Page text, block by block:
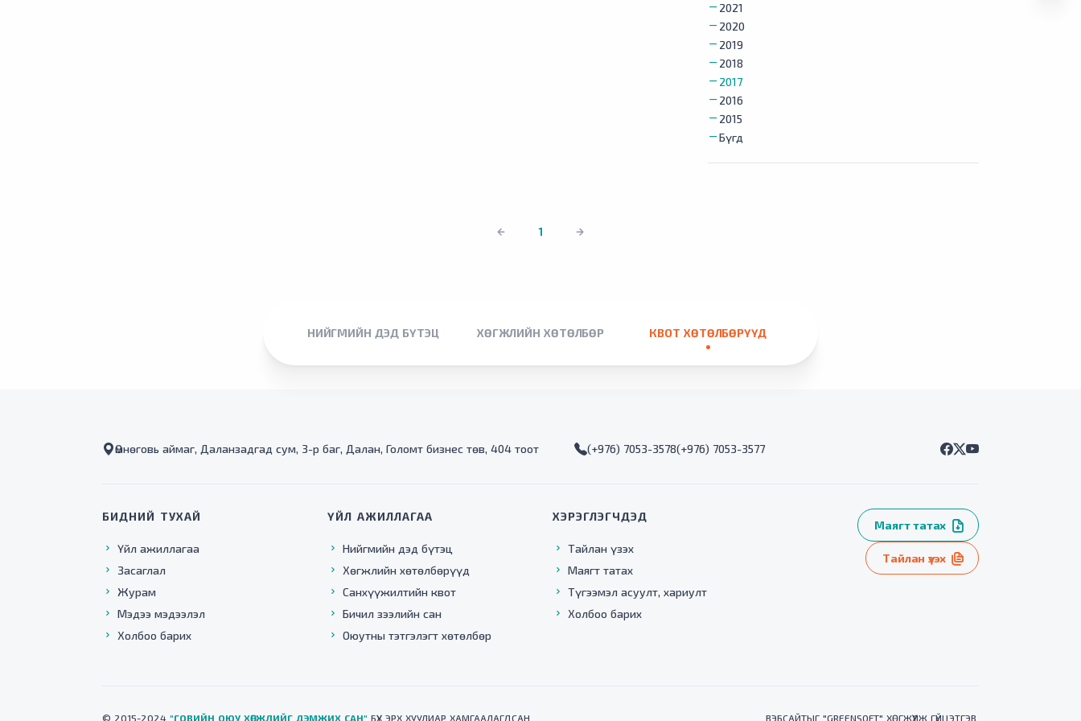
2021
2020
2019
2018
2017
2016
2015
Бүгд
1
НИЙГМИЙН ДЭД БҮТЭЦ ХӨГЖЛИЙН ХӨТӨЛБӨР КВОТ ХӨТӨЛБӨРҮҮД
Өмнөговь аймаг, Даланзадгад сум, 3-р баг, Далан, Голомт бизнес төв, 404 тоот (+976) 7053-3578(+976) 7053-3577
БИДНИЙ ТУХАЙ
Үйл ажиллагаа
Засаглал
Журам
Мэдээ мэдээлэл
Холбоо барих
ҮЙЛ АЖИЛЛАГАА
Нийгмийн дэд бүтэц
Хөгжлийн хөтөлбөрүүд
Санхүүжилтийн квот
Бичил зээлийн сан
Оюутны тэтгэлэгт хөтөлбөр
ХЭРЭГЛЭГЧДЭД
Тайлан үзэх
Маягт татах
Түгээмэл асуулт, хариулт
Холбоо барих
Маягт татах
Тайлан үзэх
© 2015-2024 "ГОВИЙН ОЮУ ХӨГЖЛИЙГ ДЭМЖИХ САН" БҮХ ЭРХ ХУУЛИАР ХАМГААЛАГДСАН ВЭБСАЙТЫГ "GREENSOFT" ХӨГЖҮҮЛЖ ГҮЙЦЭТГЭВ.